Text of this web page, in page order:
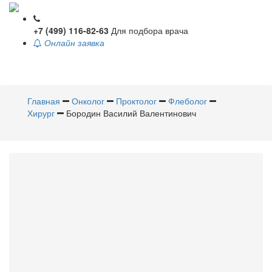
+7 (499) 116-82-63 Для подбора врача
Онлайн заявка
Главная
Онколог Проктолог
Флеболог
Хирург
Бородин Василий Валентинович